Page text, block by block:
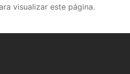
| INFO@ARPEJOEDITORA.PT
visualizar este página.